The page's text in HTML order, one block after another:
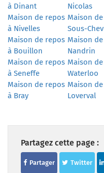
à Dinant
Nicolas
Maison de repos
à Nivelles
Maison
Sous-
Maison de repos
à Bouillon
Maison
Nandrin
Maison de repos
à Seneffe
Maison
Waterloo
Maison de repos
à Bray
Maison
Loverval
Partagez cette page :
Partager Twitter